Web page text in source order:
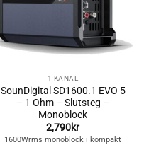
1 KANAL
SounDigital SD1600.1 EVO 5
– 1 Ohm – Slutsteg –
Monoblock
2,790kr
1600Wrms monoblock i kompakt